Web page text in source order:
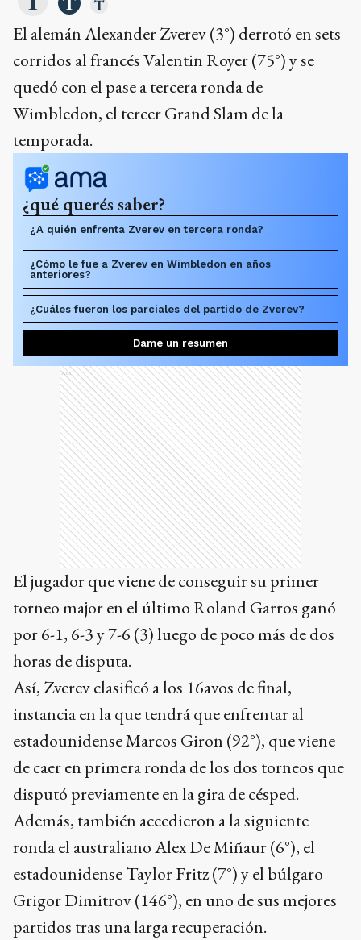
El alemán Alexander Zverev (3°) derrotó en sets
corridos al francés Valentin Royer (75°) y se
quedó con el pase a tercera ronda de
Wimbledon, el tercer Grand Slam de la
temporada.
¿qué querés saber?
¿A quién enfrenta Zverev en tercera ronda?
¿Cómo le fue a Zverev en Wimbledon en años
anteriores?
¿Cuáles fueron los parciales del partido de Zverev?
Dame un resumen
Ads
El jugador que viene de conseguir su primer
torneo major en el último Roland Garros ganó
por 6-1, 6-3 y 7-6 (3) luego de poco más de dos
horas de disputa.
Así, Zverev clasificó a los 16avos de final,
instancia en la que tendrá que enfrentar al
estadounidense Marcos Giron (92°), que viene
de caer en primera ronda de los dos torneos que
disputó previamente en la gira de césped.
Además, también accedieron a la siguiente
ronda el australiano Alex De Miñaur (6°), el
estadounidense Taylor Fritz (7°) y el búlgaro
Grigor Dimitrov (146°), en uno de sus mejores
partidos tras una larga recuperación.